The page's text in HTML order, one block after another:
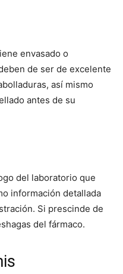
envasado o
de ser de excelente
así mismo
antes de su
del laboratorio que
información detallada
Si prescinde de
del fármaco.